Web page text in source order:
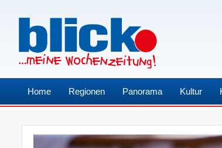
Home Regionen Panorama Kultur